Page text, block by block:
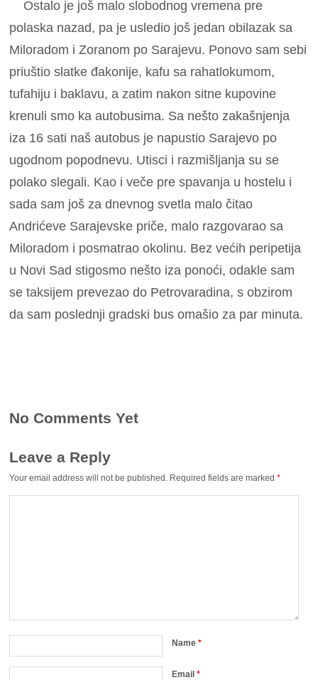
Ostalo je još malo slobodnog vremena pre
polaska nazad, pa je usledio još jedan obilazak sa
Miloradom i Zoranom po Sarajevu. Ponovo sam sebi
priuštio slatke đakonije, kafu sa rahatlokumom,
tufahiju i baklavu, a zatim nakon sitne kupovine
krenuli smo ka autobusima. Sa nešto zakašnjenja
iza 16 sati naš autobus je napustio Sarajevo po
ugodnom popodnevu. Utisci i razmišljanja su se
polako slegali. Kao i veče pre spavanja u hostelu i
sada sam još za dnevnog svetla malo čitao
Andrićeve Sarajevske priče, malo razgovarao sa
Miloradom i posmatrao okolinu. Bez većih peripetija
u Novi Sad stigosmo nešto iza ponoći, odakle sam
se taksijem prevezao do Petrovaradina, s obzirom
da sam poslednji gradski bus omašio za par minuta.
No Comments Yet
Leave a Reply
Your email address will not be published. Required fields are marked*
Name*
Email*